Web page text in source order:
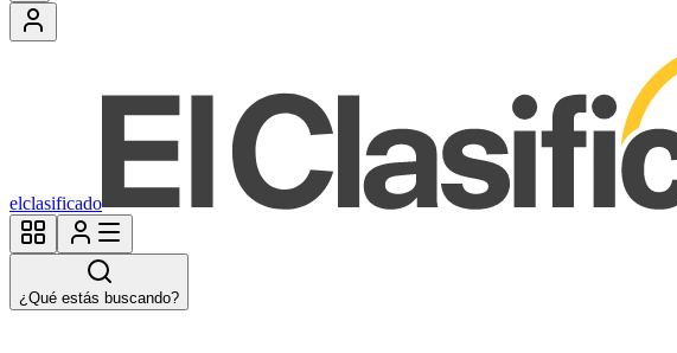
elclasificado
¿Qué estás buscando?